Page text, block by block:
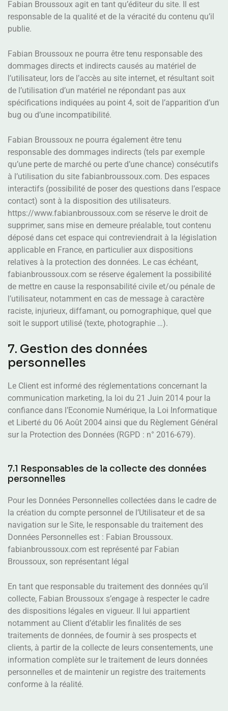
Fabian Broussoux agit en tant qu’éditeur du site. Il est
responsable de la qualité et de la véracité du contenu qu’il
publie.
Fabian Broussoux ne pourra être tenu responsable des
dommages directs et indirects causés au matériel de
l’utilisateur, lors de l’accès au site internet, et résultant soit
de l’utilisation d’un matériel ne répondant pas aux
spécifications indiquées au point 4, soit de l’apparition d’un
bug ou d’une incompatibilité.
Fabian Broussoux ne pourra également être tenu
responsable des dommages indirects (tels par exemple
qu’une perte de marché ou perte d’une chance) consécutifs
à l’utilisation du site fabianbroussoux.com. Des espaces
interactifs (possibilité de poser des questions dans l’espace
contact) sont à la disposition des utilisateurs.
https://www.fabianbroussoux.com se réserve le droit de
supprimer, sans mise en demeure préalable, tout contenu
déposé dans cet espace qui contreviendrait à la législation
applicable en France, en particulier aux dispositions
relatives à la protection des données. Le cas échéant,
fabianbroussoux.com se réserve également la possibilité
de mettre en cause la responsabilité civile et/ou pénale de
l’utilisateur, notamment en cas de message à caractère
raciste, injurieux, diffamant, ou pornographique, quel que
soit le support utilisé (texte, photographie …).
7. Gestion des données
personnelles
Le Client est informé des réglementations concernant la
communication marketing, la loi du 21 Juin 2014 pour la
confiance dans l’Economie Numérique, la Loi Informatique
et Liberté du 06 Août 2004 ainsi que du Règlement Général
sur la Protection des Données (RGPD : n° 2016-679).
7.1 Responsables de la collecte des données
personnelles
Pour les Données Personnelles collectées dans le cadre de
la création du compte personnel de l’Utilisateur et de sa
navigation sur le Site, le responsable du traitement des
Données Personnelles est : Fabian Broussoux.
fabianbroussoux.com est représenté par Fabian
Broussoux, son représentant légal
En tant que responsable du traitement des données qu’il
collecte, Fabian Broussoux s’engage à respecter le cadre
des dispositions légales en vigueur. Il lui appartient
notamment au Client d’établir les finalités de ses
traitements de données, de fournir à ses prospects et
clients, à partir de la collecte de leurs consentements, une
information complète sur le traitement de leurs données
personnelles et de maintenir un registre des traitements
conforme à la réalité.